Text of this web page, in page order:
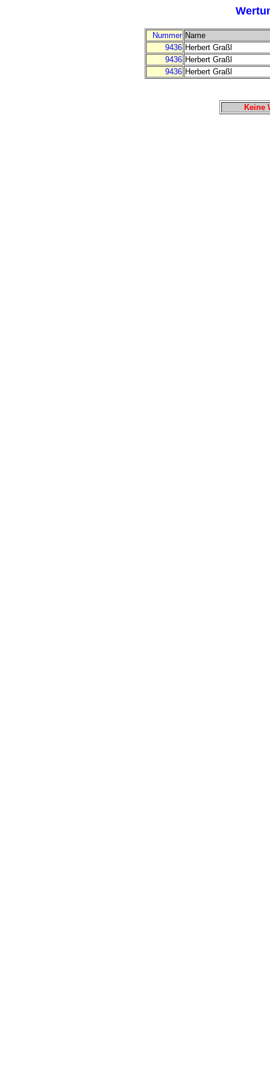
Nummer Name
9436 Herbert Graßl
9436 Herbert Graßl
9436 Herbert Graßl
Keine